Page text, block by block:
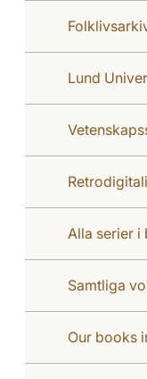
Lund
Alla serier i
Samtliga
Our books